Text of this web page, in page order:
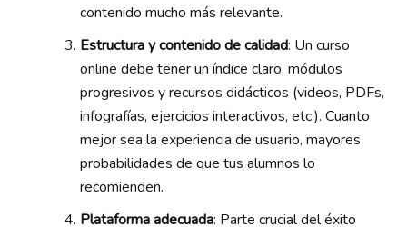
contenido mucho más relevante.
Estructura y contenido de calidad: Un curso
online debe tener un índice claro, módulos
progresivos y recursos didácticos (videos, PDFs,
infografías, ejercicios interactivos, etc.). Cuanto
mejor sea la experiencia de usuario, mayores
probabilidades de que tus alumnos lo
recomienden.
Plataforma adecuada: Parte crucial del éxito